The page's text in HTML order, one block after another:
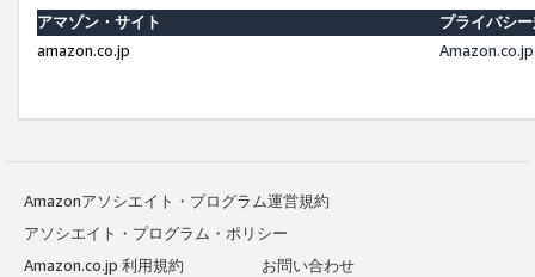
アマゾン・サイト
プライバシ
amazon.co.jp
Amazonアソシエイト・プログラム運営規約
アソシエイト・プログラム・ポリシー
Amazon.co.jp 利用規約
お問い合わせ